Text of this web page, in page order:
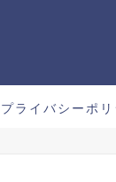
プライバシーポリ